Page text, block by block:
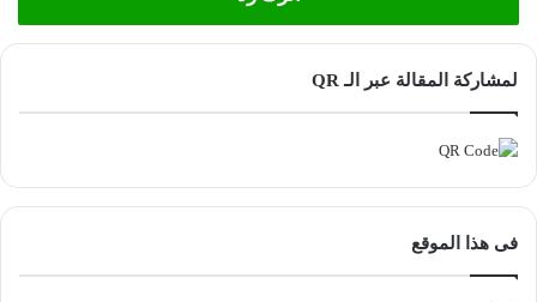
لمشاركة المقالة عبر الـ QR
فى هذا الموقع